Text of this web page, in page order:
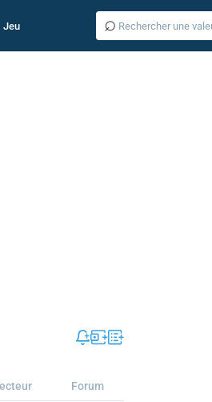
Jeu ⌕
Forum